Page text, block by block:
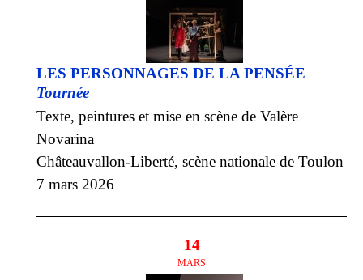
LES PERSONNAGES DE LA PENSÉE
Tournée
Texte, peintures et mise en scène de Valère
Novarina
Châteauvallon-Liberté, scène nationale de Toulon
7 mars 2026
14
MARS